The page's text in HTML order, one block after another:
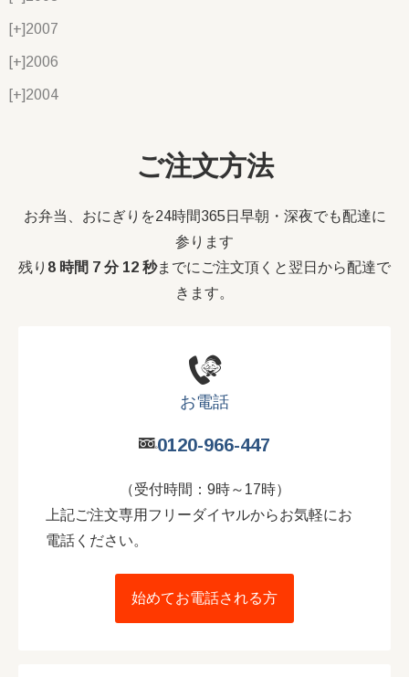
[+]2007
[+]2006
[+]2004
ご注文方法
お弁当、おにぎりを24時間365日早朝・深夜でも配達に
参ります
残り 8 時間 7 分 12 秒までにご注文頂くと翌日から配達で
きます。
お電話
0120-966-447
（受付時間：9時～17時）
上記ご注文専用フリーダイヤルからお気軽にお
電話ください。
始めてお電話される方